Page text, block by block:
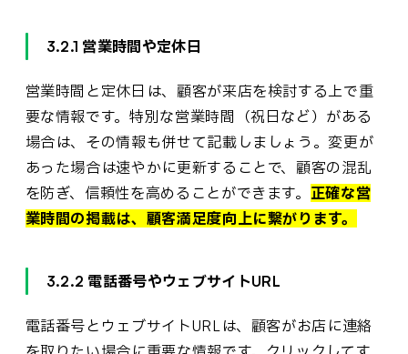
3.2.1 営業時間や定休日
営業時間と定休日は、顧客が来店を検討する上で重
要な情報です。特別な営業時間（祝日など）がある
場合は、その情報も併せて記載しましょう。変更が
あった場合は速やかに更新することで、顧客の混乱
を防ぎ、信頼性を高めることができます。 正確な営
業時間の掲載は、顧客満足度向上に繋がります。
3.2.2 電話番号やウェブサイトURL
電話番号とウェブサイトURLは、顧客がお店に連絡